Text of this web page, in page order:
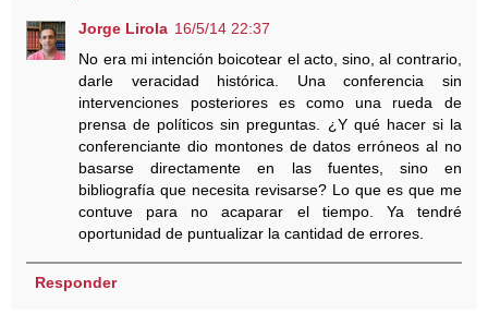
Jorge Lirola 16/5/14 22:37
No era mi intención boicotear el acto, sino, al contrario,
darle veracidad histórica. Una conferencia sin
intervenciones posteriores es como una rueda de
prensa de políticos sin preguntas. ¿Y qué hacer si la
conferenciante dio montones de datos erróneos al no
basarse directamente en las fuentes, sino en
bibliografía que necesita revisarse? Lo que es que me
contuve para no acaparar el tiempo. Ya tendré
oportunidad de puntualizar la cantidad de errores.
Responder